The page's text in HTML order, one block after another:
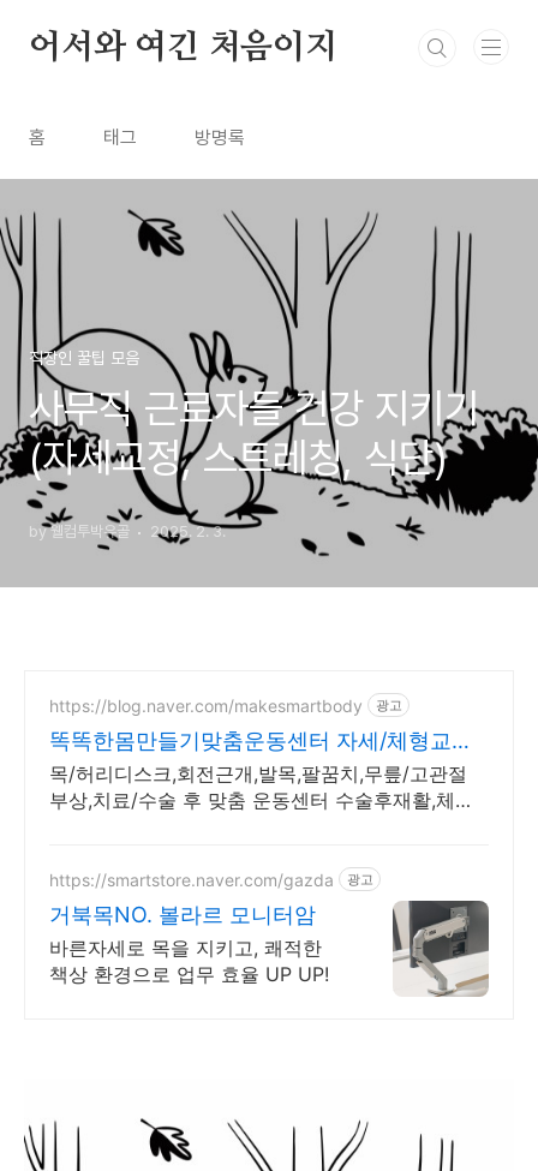
어서와 여긴 처음이지
홈 태그 방명록
직장인 꿀팁 모음
사무직 근로자들 건강 지키기
(자세교정, 스트레칭, 식단)
by 웰컴투박유골 2025. 2. 3.
https://blog.naver.com/makesmartbody 광고
똑똑한몸만들기맞춤운동센터 자세/체형교정,
재활운동 전문
목/허리디스크,회전근개,발목,팔꿈치,무릎/고관절
부상,치료/수술 후 맞춤 운동센터 수술후재활,체형
https://smartstore.naver.com/gazda 광고
거북목NO. 볼라르 모니터암
바른자세로 목을 지키고, 쾌적한
책상 환경으로 업무 효율 UP UP!